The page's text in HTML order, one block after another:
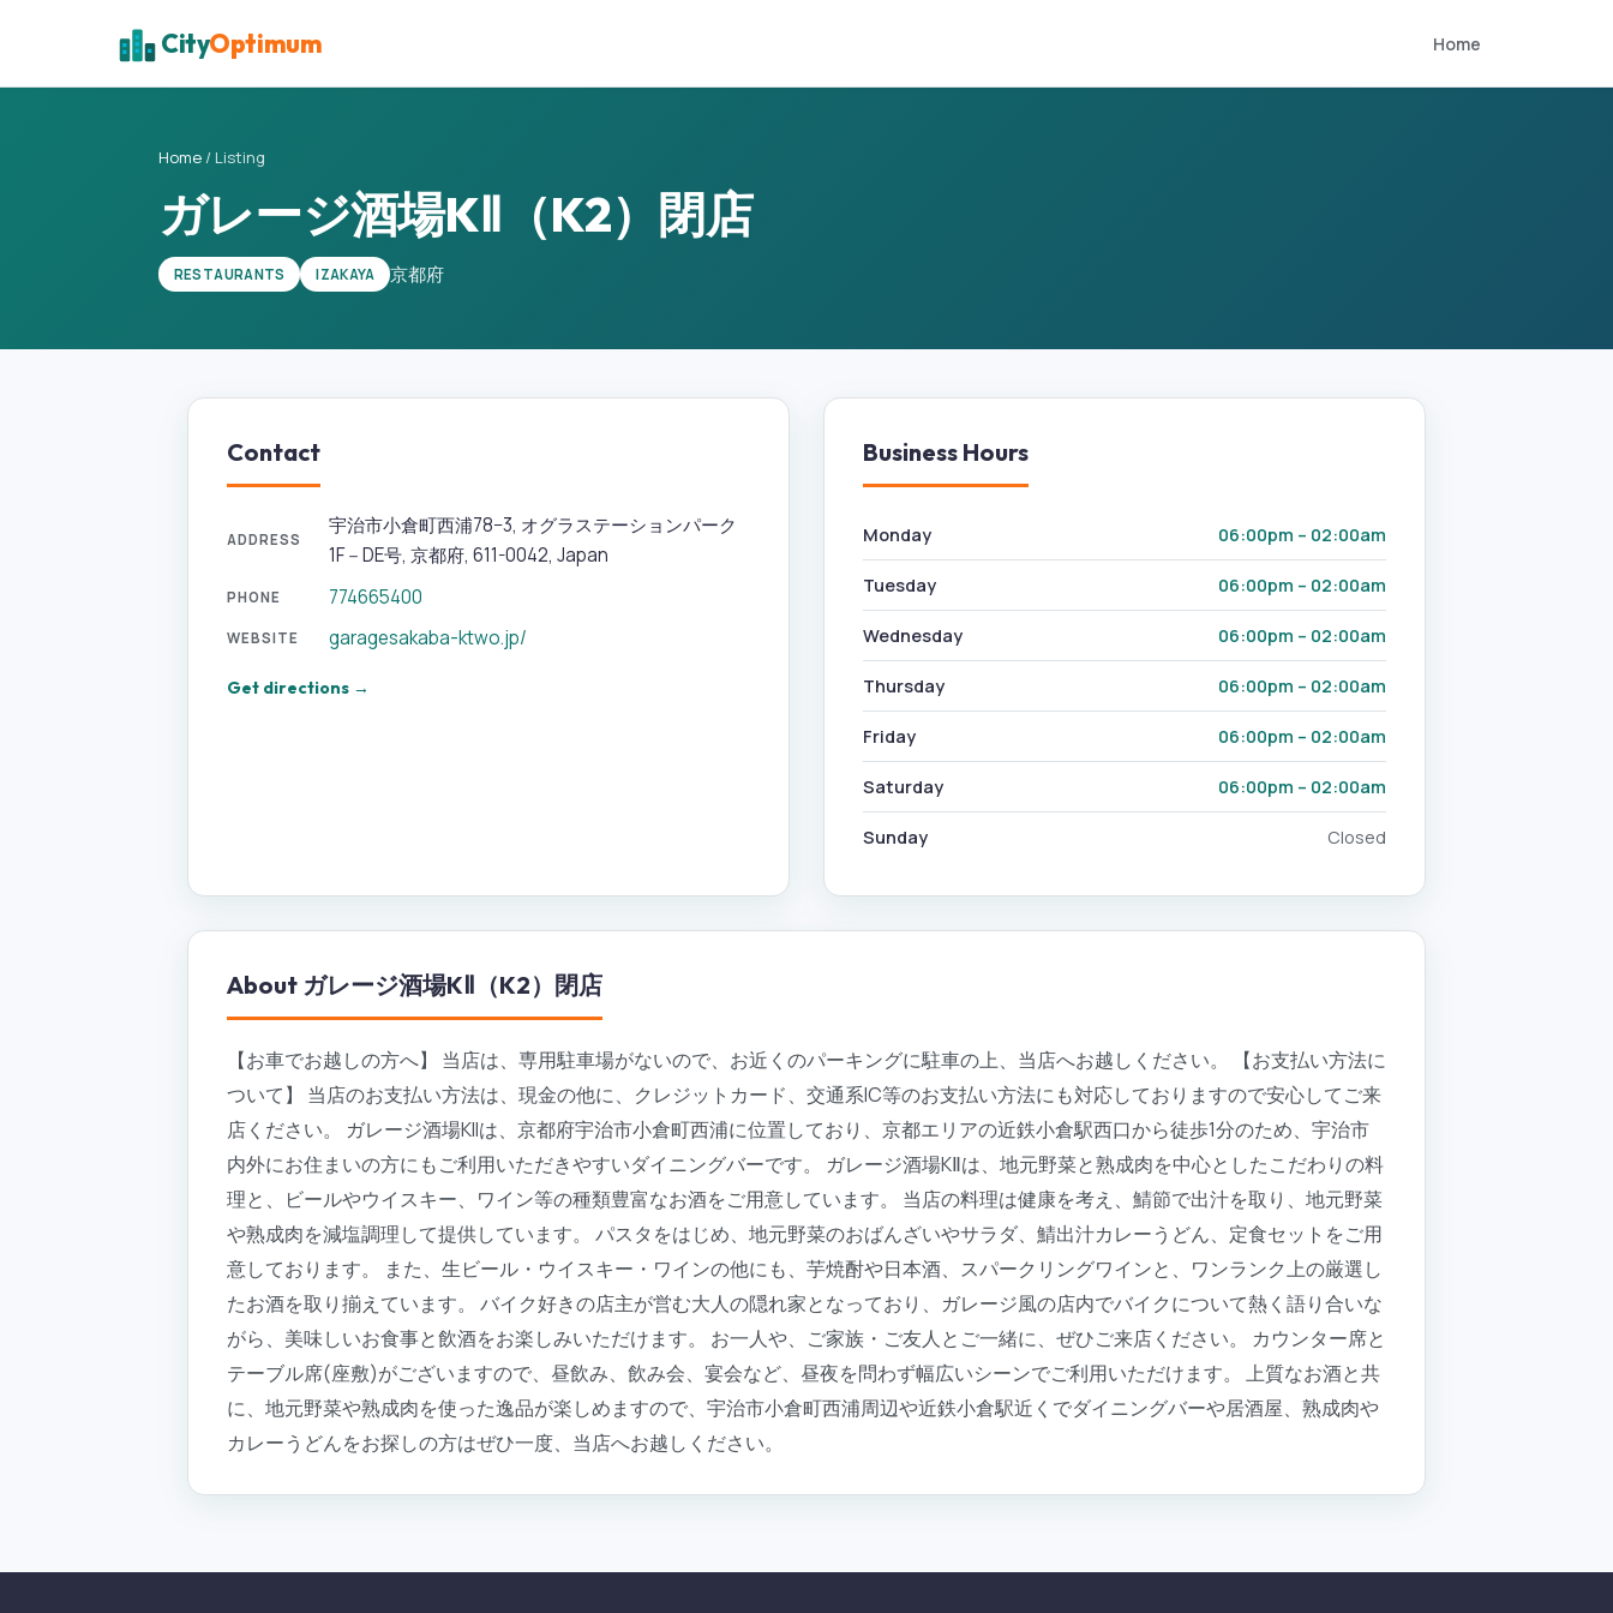
CityOptimum Home
Home / Listing
ガレージ酒場KⅡ（K2）閉店
RESTAURANTS IZAKAYA 京都府
Contact
ADDRESS
宇治市小倉町西浦78−3, オグラステーションパーク
1F－DE号, 京都府, 611-0042, Japan
PHONE 774665400
WEBSITE garagesakaba-ktwo.jp/
Get directions →
Business Hours
Monday 06:00pm – 02:00am
Tuesday 06:00pm – 02:00am
Wednesday 06:00pm – 02:00am
Thursday 06:00pm – 02:00am
Friday 06:00pm – 02:00am
Saturday 06:00pm – 02:00am
Sunday Closed
About ガレージ酒場KⅡ（K2）閉店
【お車でお越しの方へ】 当店は、専用駐車場がないので、お近くのパーキングに駐車の上、当店へお越しください。 【お支払い方法に
ついて】 当店のお支払い方法は、現金の他に、クレジットカード、交通系IC等のお支払い方法にも対応しておりますので安心してご来
店ください。 ガレージ酒場KIIは、京都府宇治市小倉町西浦に位置しており、京都エリアの近鉄小倉駅西口から徒歩1分のため、宇治市
内外にお住まいの方にもご利用いただきやすいダイニングバーです。 ガレージ酒場KⅡは、地元野菜と熟成肉を中心としたこだわりの料
理と、ビールやウイスキー、ワイン等の種類豊富なお酒をご用意しています。 当店の料理は健康を考え、鯖節で出汁を取り、地元野菜
や熟成肉を減塩調理して提供しています。 パスタをはじめ、地元野菜のおばんざいやサラダ、鯖出汁カレーうどん、定食セットをご用
意しております。 また、生ビール・ウイスキー・ワインの他にも、芋焼酎や日本酒、スパークリングワインと、ワンランク上の厳選し
たお酒を取り揃えています。 バイク好きの店主が営む大人の隠れ家となっており、ガレージ風の店内でバイクについて熱く語り合いな
がら、美味しいお食事と飲酒をお楽しみいただけます。 お一人や、ご家族・ご友人とご一緒に、ぜひご来店ください。 カウンター席と
テーブル席(座敷)がございますので、昼飲み、飲み会、宴会など、昼夜を問わず幅広いシーンでご利用いただけます。 上質なお酒と共
に、地元野菜や熟成肉を使った逸品が楽しめますので、宇治市小倉町西浦周辺や近鉄小倉駅近くでダイニングバーや居酒屋、熟成肉や
カレーうどんをお探しの方はぜひ一度、当店へお越しください。